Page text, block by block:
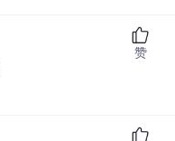
赞